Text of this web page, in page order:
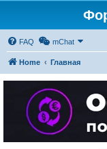
FAQ mChat
Home Главная